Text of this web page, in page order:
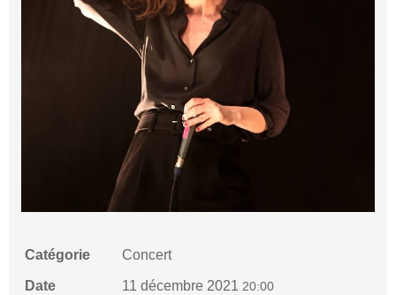
Catégorie Concert
Date 11 décembre 202120:00